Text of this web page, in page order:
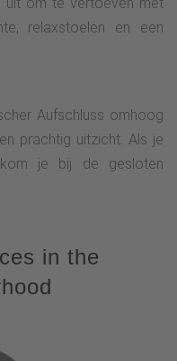
relaxstoelen en een
Aufschluss omhoog
prachtig uitzicht. Als je
je bij de gesloten
in the